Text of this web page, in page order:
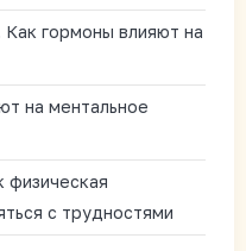
гормоны влияют на
на ментальное
физическая
с трудностями